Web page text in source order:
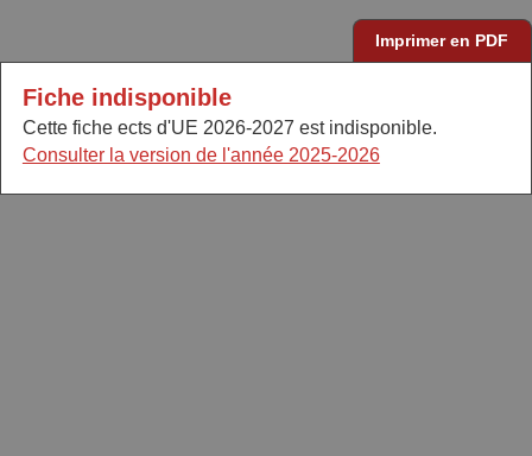
Imprimer en PDF
Fiche indisponible
Cette fiche ects d'UE 2026-2027 est indisponible.
Consulter la version de l'année 2025-2026